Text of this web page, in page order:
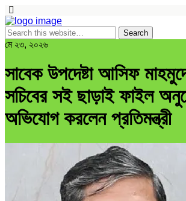
মে ২৩, ২০২৬
সাবেক উপদেষ্টা আসিফ
সচিবের সই ছাড়াই ফাইল
অভিযোগ করলেন প্রতিমন্ত্রী